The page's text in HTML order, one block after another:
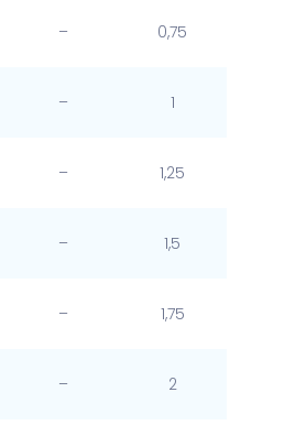
– 0,75
– 1
– 1,25
– 1,5
– 1,75
– 2